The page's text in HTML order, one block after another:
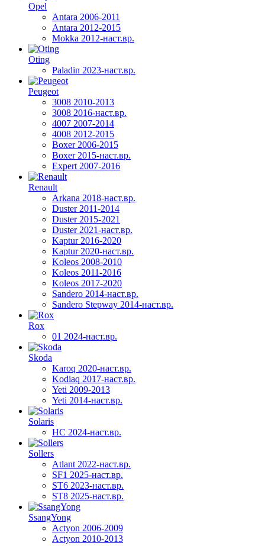
Opel
Antara 2006-2011
Antara 2012-2015
Mokka 2012-наст.вр.
Oting
Paladin 2023-наст.вр.
Peugeot
3008 2010-2013
3008 2016-наст.вр.
4007 2007-2014
4008 2012-2015
Boxer 2006-2015
Boxer 2015-наст.вр.
Expert 2007-2016
Renault
Arkana 2018-наст.вр.
Duster 2011-2014
Duster 2015-2021
Duster 2021-наст.вр.
Kaptur 2016-2020
Kaptur 2020-наст.вр.
Koleos 2008-2010
Koleos 2011-2016
Koleos 2017-2020
Sandero 2014-наст.вр.
Sandero Stepway 2014-наст.вр.
Rox
01 2024-наст.вр.
Skoda
Karoq 2020-наст.вр.
Kodiaq 2017-наст.вр.
Yeti 2009-2013
Yeti 2014-наст.вр.
Solaris
HC 2024-наст.вр.
Sollers
Atlant 2022-наст.вр.
SF1 2025-наст.вр.
ST6 2023-наст.вр.
ST8 2025-наст.вр.
SsangYong
Actyon 2006-2009
Actyon 2010-2013